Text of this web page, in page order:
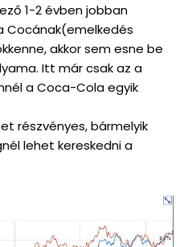
1-2 évben jobban
Cocának(emelkedés
akkor sem esne be
Itt már csak az a
a Coca-Cola egyik
részvényes, bármelyik
lehet kereskedni a